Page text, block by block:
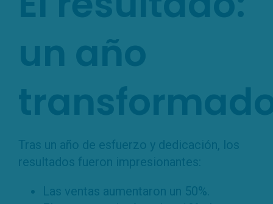
un año
Tras un año de esfuerzo y dedicación, los
resultados fueron impresionantes:
Las ventas aumentaron un 50%.